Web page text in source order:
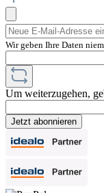
Wir geben Ihre Daten
Um weiterzugehen,
Jetzt abonnieren